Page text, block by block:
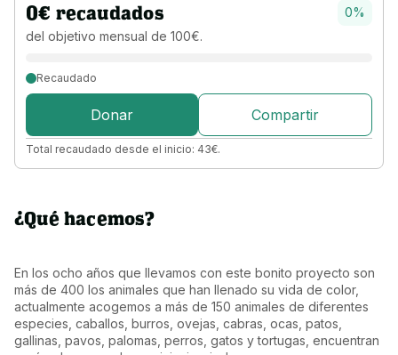
0€ recaudados
del objetivo mensual de 100€.
0%
Recaudado
Donar Compartir
Total recaudado desde el inicio: 43€.
¿Qué hacemos?
En los ocho años que llevamos con este bonito proyecto son
más de 400 los animales que han llenado su vida de color,
actualmente acogemos a más de 150 animales de diferentes
especies, caballos, burros, ovejas, cabras, ocas, patos,
gallinas, pavos, palomas, perros, gatos y tortugas, encuentran